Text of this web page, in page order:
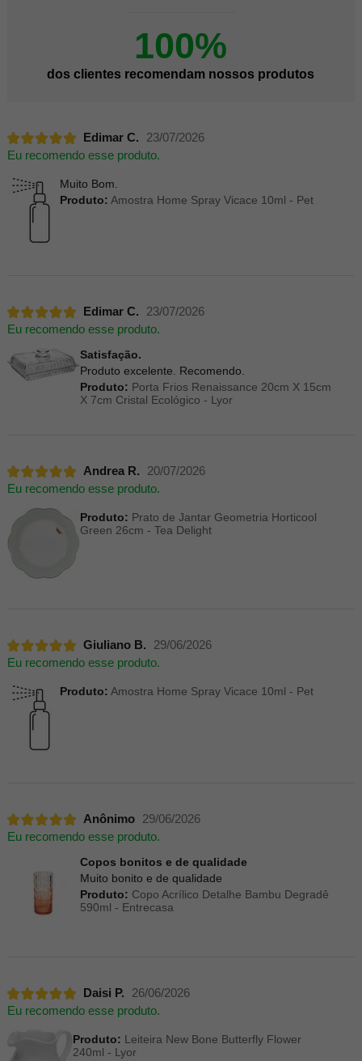
100%
dos clientes recomendam nossos produtos
Edimar C.
23/07/2026
Eu recomendo esse produto.
Muito Bom.
Produto: Amostra Home Spray Vicace 10ml - Pet
Edimar C.
23/07/2026
Eu recomendo esse produto.
Satisfação.
Produto excelente. Recomendo.
Produto: Porta Frios Renaissance 20cm X 15cm
X 7cm Cristal Ecológico - Lyor
Andrea R.
20/07/2026
Eu recomendo esse produto.
Produto: Prato de Jantar Geometria Horticool
Green 26cm - Tea Delight
Giuliano B.
29/06/2026
Eu recomendo esse produto.
Produto: Amostra Home Spray Vicace 10ml - Pet
Anônimo
29/06/2026
Eu recomendo esse produto.
Copos bonitos e de qualidade
Muito bonito e de qualidade
Produto: Copo Acrílico Detalhe Bambu Degradê
590ml - Entrecasa
Daisi P.
26/06/2026
Eu recomendo esse produto.
Produto: Leiteira New Bone Butterfly Flower
240ml - Lyor